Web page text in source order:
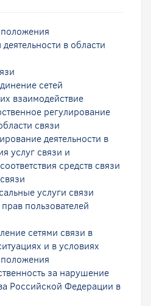
в области
сетей
взаимодействие
регулирование
связи
деятельности в
услуг связи и
средств связи
услуги cвязи
пользователей
сетями связи в
и в условиях
за нарушение
Российской Федерации в